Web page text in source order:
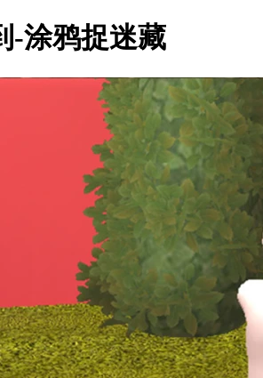
-涂鸦捉迷藏